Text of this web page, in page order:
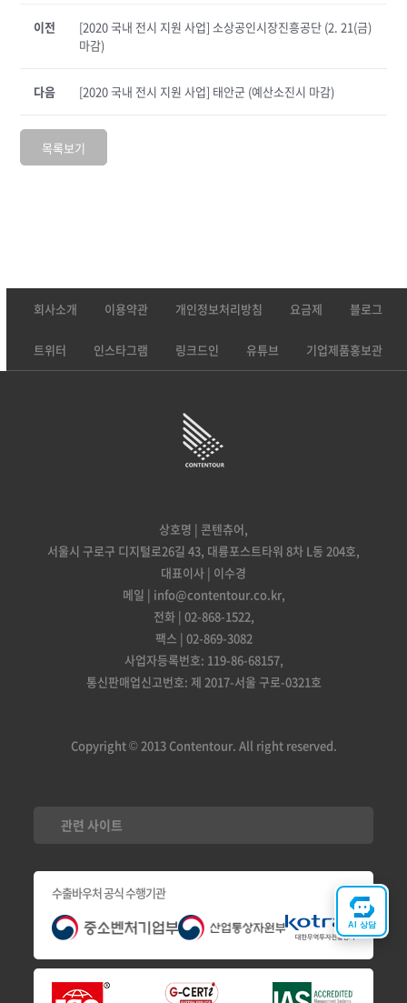
이전
[2020 국내 전시 지원 사업] 소상공인시장진흥공단 (2. 21(금)
마감)
[2020 국내 전시 지원 사업] 태안군 (예산소진시 마감)
다음
목록보기
회사소개 이용약관 개인정보처리방침 요금제 블로그
트위터 인스타그램 링크드인 유튜브 기업제품홍보관
상호명 | 콘텐츄어,
서울시 구로구 디지털로26길 43, 대륭포스트타워 8차 L동 204호,
대표이사 | 이수경
메일 | info@contentour.co.kr,
전화 | 02-868-1522,
팩스 | 02-869-3082
사업자등록번호: 119-86-68157,
통신판매업신고번호: 제 2017-서울 구로-0321호
Copyright © 2013 Contentour. All right reserved.
관련 사이트
수출바우처 공식 수행기관
AI 상담